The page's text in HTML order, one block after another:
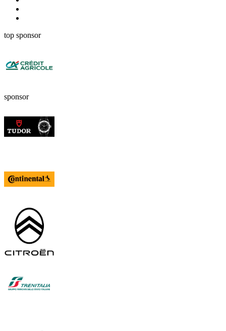
top sponsor
sponsor